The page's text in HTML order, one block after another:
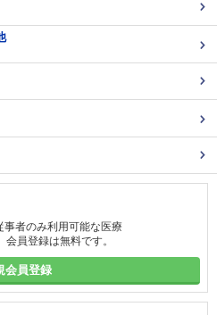
事者のみ利用可能な医療
員登録は無料です。
会員登録